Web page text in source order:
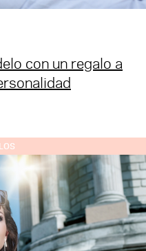
con un regalo a